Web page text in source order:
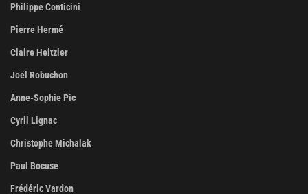
Philippe Conticini
Pierre Hermé
Claire Heitzler
Joël Robuchon
Anne-Sophie Pic
Cyril Lignac
Christophe Michalak
Paul Bocuse
Frédéric Vardon